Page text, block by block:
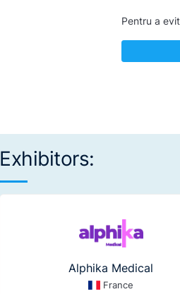
Pentru a
Exhibitors:
Alphika Medical
France